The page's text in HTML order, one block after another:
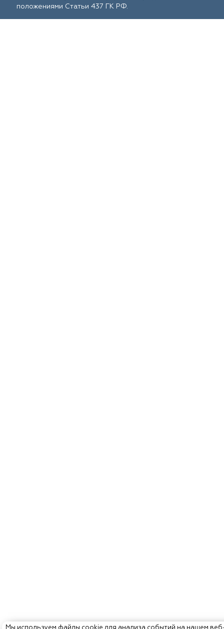
положениями Статьи 437 ГК РФ.